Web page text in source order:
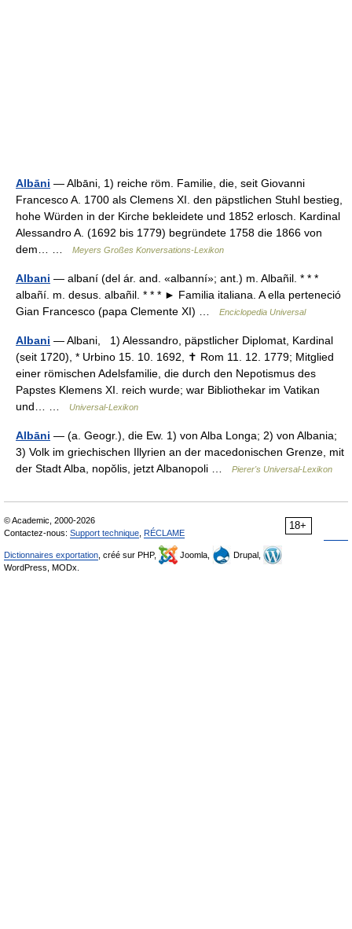
Albāni — Albāni, 1) reiche röm. Familie, die, seit Giovanni
Francesco A. 1700 als Clemens XI. den päpstlichen Stuhl bestieg,
hohe Würden in der Kirche bekleidete und 1852 erlosch. Kardinal
Alessandro A. (1692 bis 1779) begründete 1758 die 1866 von
dem… …
Meyers Großes Konversations-Lexikon
Albani — albaní (del ár. and. «albanní»; ant.) m. Albañil. * * *
albañí. m. desus. albañil. * * * ► Familia italiana. A ella perteneció
Gian Francesco (papa Clemente XI) …
Enciclopedia Universal
Albani — Albani, 1) Alessandro, päpstlicher Diplomat, Kardinal
(seit 1720), * Urbino 15. 10. 1692, ✝ Rom 11. 12. 1779; Mitglied
einer römischen Adelsfamilie, die durch den Nepotismus des
Papstes Klemens XI. reich wurde; war Bibliothekar im Vatikan
und… …
Universal-Lexikon
Albāni — (a. Geogr.), die Ew. 1) von Alba Longa; 2) von Albania;
3) Volk im griechischen Illyrien an der macedonischen Grenze, mit
der Stadt Alba, nopŏlis, jetzt Albanopoli …
Pierer's Universal-Lexikon
18+
© Academic, 2000-2026
Contactez-nous: Support technique RÉCLAME
Dictionnaires exportation , créé sur PHP, Joomla,
Drupal,
WordPress, MODx.